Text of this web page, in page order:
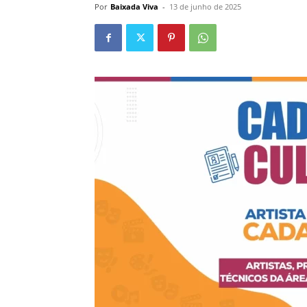
Por Baixada Viva - 13 de junho de 2025